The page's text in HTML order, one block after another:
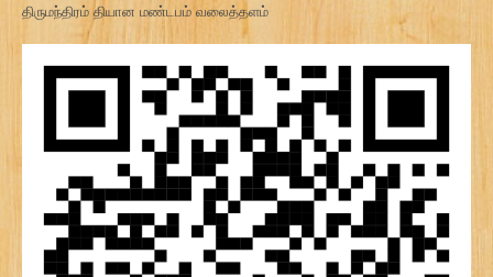
திருமந்திரம் தியான மண்டபம் வலைத்தளம்